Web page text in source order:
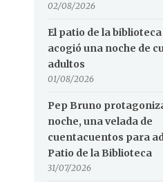
02/08/2026
El patio de la
acogió una noche de
adultos
01/08/2026
Pep Bruno
noche, una velada de
cuentacuentos para
Patio de la Biblioteca
31/07/2026